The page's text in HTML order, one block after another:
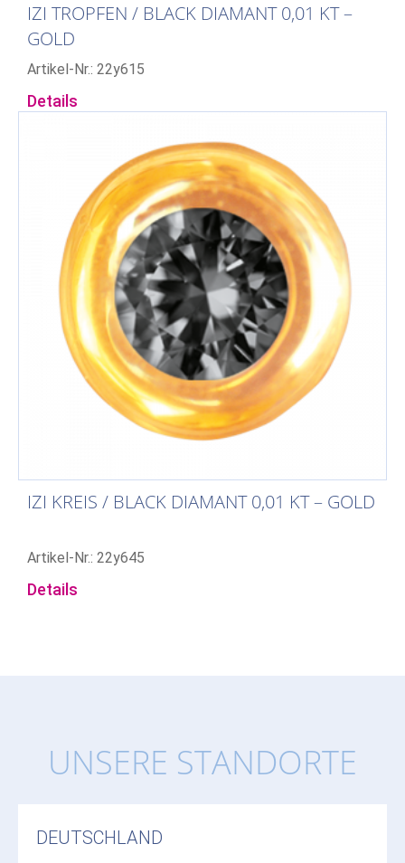
IZI TROPFEN / BLACK DIAMANT 0,01 KT –
GOLD
Artikel-Nr.: 22y615
Details
IZI KREIS / BLACK DIAMANT 0,01 KT – GOLD
Artikel-Nr.: 22y645
Details
UNSERE STANDORTE
DEUTSCHLAND